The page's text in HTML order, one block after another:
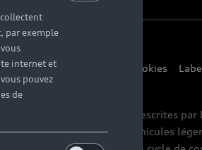
cookies Paramètres des cookies
procédures de mesure prescrites par
harmonisée pour les véhicules
par exemple
internet et
pouvez
de